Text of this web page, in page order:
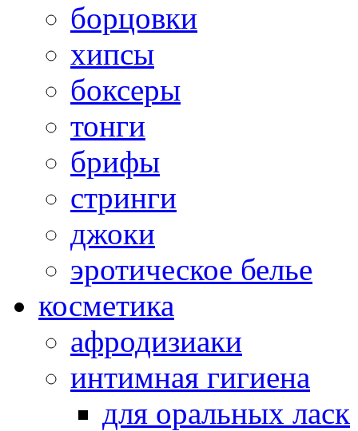
борцовки
хипсы
боксеры
тонги
брифы
стринги
джоки
эротическое белье
косметика
афродизиаки
интимная гигиена
для оральных ласк